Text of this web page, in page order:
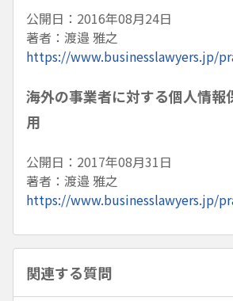
公開日：2016年08月24日
著者：渡邉 雅之
https://www.businesslawyers.jp/
海外の事業者に対する個人情報
用
公開日：2017年08月31日
著者：渡邉 雅之
https://www.businesslawyers.jp/
関連する質問